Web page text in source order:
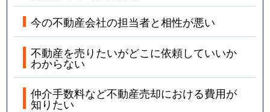
今の不動産会社の担当者と相性が悪い
不動産を売りたいがどこに依頼していいか
わからない
仲介手数料など不動産売却における費用が
知りたい